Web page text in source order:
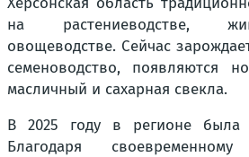
на растениеводстве,
овощеводстве. Сейчас
семеноводство, появляются
масличный и сахарная свекла.
В 2025 году в регионе была
Благодаря